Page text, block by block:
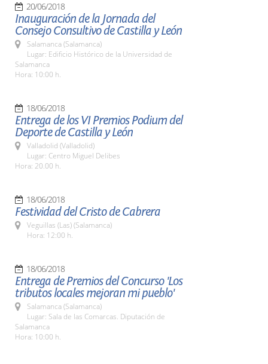
20/06/2018
Inauguración de la Jornada del
Consejo Consultivo de Castilla y León
Salamanca (Salamanca)
Lugar: Edificio Histórico de la Universidad de
Salamanca
Hora: 10:00 h.
18/06/2018
Entrega de los VI Premios Podium del
Deporte de Castilla y León
Valladolid (Valladolid)
Lugar: Centro Miguel Delibes
Hora: 20.00 h.
18/06/2018
Festividad del Cristo de Cabrera
Veguillas (Las) (Salamanca)
Hora: 12:00 h.
18/06/2018
Entrega de Premios del Concurso 'Los
tributos locales mejoran mi pueblo'
Salamanca (Salamanca)
Lugar: Sala de las Comarcas. Diputación de
Salamanca
Hora: 10:00 h.